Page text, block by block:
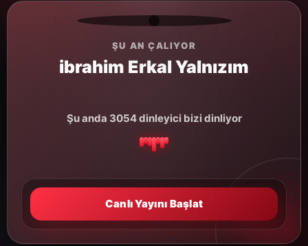
ŞU AN ÇALIYOR
ibrahim Erkal Yalnızım
Şu anda 3054 dinleyici bizi dinliyor
Canlı Yayını Başlat